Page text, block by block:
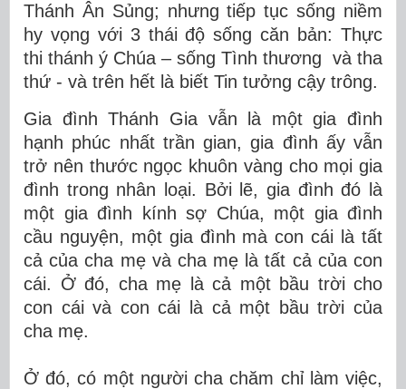
Thánh Ân Sủng; nhưng tiếp tục sống niềm
hy vọng với 3 thái độ sống căn bản: Thực
thi thánh ý Chúa – sống Tình thương và tha
thứ - và trên hết là biết Tin tưởng cậy trông.
Gia đìnhThánh Giavẫn là một gia đình
hạnh phúc nhất trần gian, gia đình ấy vẫn
trở nên thước ngọc khuôn vàng cho mọi gia
đình trong nhân loại. Bởi lẽ, gia đình đó là
một gia đình kính sợ Chúa, một gia đình
cầu nguyện, một gia đình mà con cái là tất
cả của cha mẹ và cha mẹ là tất cả của con
cái. Ở đó, cha mẹ là cả một bầu trời cho
con cái và con cái là cả một bầu trời của
cha mẹ.
Ở đó, có một người cha chăm chỉ làm việc,